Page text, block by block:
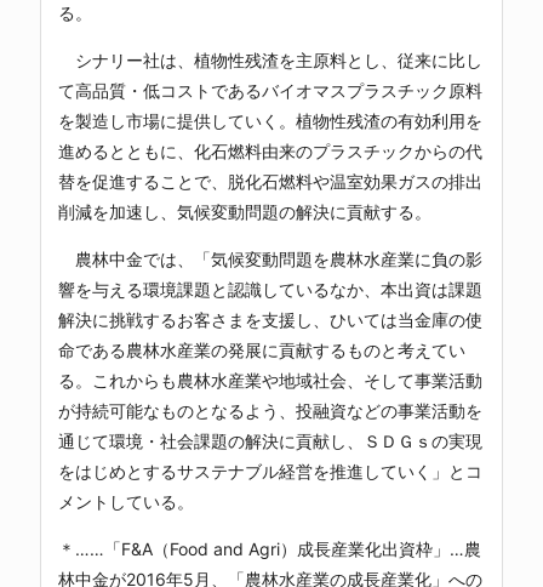
る。
シナリー社は、植物性残渣を主原料とし、従来に比し
て高品質・低コストであるバイオマスプラスチック原料
を製造し市場に提供していく。植物性残渣の有効利用を
進めるとともに、化石燃料由来のプラスチックからの代
替を促進することで、脱化石燃料や温室効果ガスの排出
削減を加速し、気候変動問題の解決に貢献する。
農林中金では、「気候変動問題を農林水産業に負の影
響を与える環境課題と認識しているなか、本出資は課題
解決に挑戦するお客さまを支援し、ひいては当金庫の使
命である農林水産業の発展に貢献するものと考えてい
る。これからも農林水産業や地域社会、そして事業活動
が持続可能なものとなるよう、投融資などの事業活動を
通じて環境・社会課題の解決に貢献し、ＳＤＧｓの実現
をはじめとするサステナブル経営を推進していく」とコ
メントしている。
＊……「F&A（Food and Agri）成長産業化出資枠」…農
林中金が2016年5月、「農林水産業の成長産業化」への